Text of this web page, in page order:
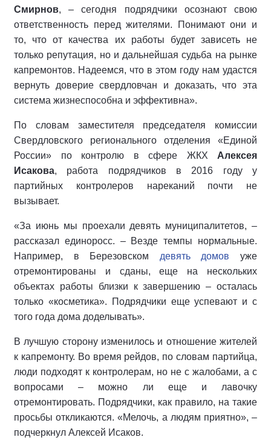
Смирнов, – сегодня подрядчики осознают свою
ответственность перед жителями. Понимают они и
то, что от качества их работы будет зависеть не
только репутация, но и дальнейшая судьба на рынке
капремонтов. Надеемся, что в этом году нам удастся
вернуть доверие свердловчан и доказать, что эта
система жизнеспособна и эффективна».
По словам заместителя председателя комиссии
Свердловского регионального отделения «Единой
России» по контролю в сфере ЖКХ Алексея
Исакова, работа подрядчиков в 2016 году у
партийных контролеров нареканий почти не
вызывает.
«За июнь мы проехали девять муниципалитетов, –
рассказал единоросс. – Везде темпы нормальные.
Например, в Березовском девять домов уже
отремонтированы и сданы, еще на нескольких
объектах работы близки к завершению – осталась
только «косметика». Подрядчики еще успевают и с
того года дома доделывать».
В лучшую сторону изменилось и отношение жителей
к капремонту. Во время рейдов, по словам партийца,
люди подходят к контролерам, но не с жалобами, а с
вопросами – можно ли еще и лавочку
отремонтировать. Подрядчики, как правило, на такие
просьбы откликаются. «Мелочь, а людям приятно», –
подчеркнул Алексей Исаков.